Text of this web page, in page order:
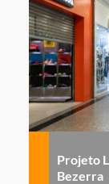
Projeto
Bezerra